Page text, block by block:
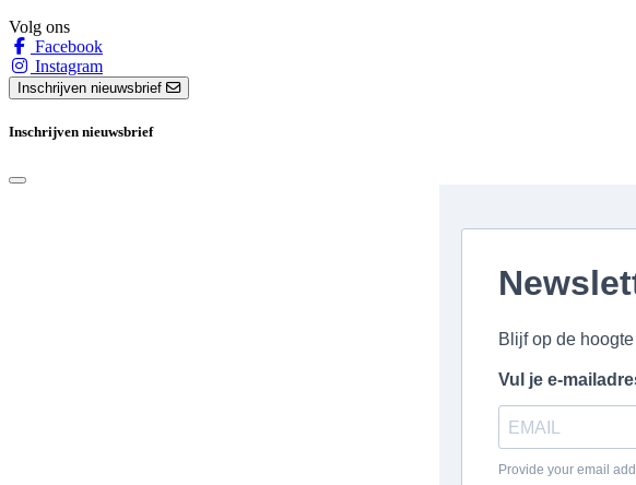
Volg ons
Facebook
Instagram
Inschrijven nieuwsbrief
Inschrijven nieuwsbrief